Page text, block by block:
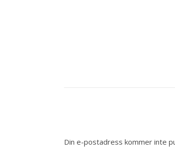
Din e-postadress kommer inte